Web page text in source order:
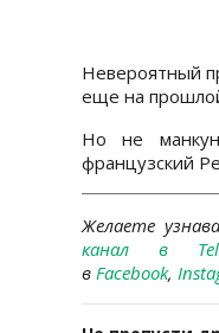
Невероятный
еще на
Но не
французский
Желаете
канал в
в Facebook,